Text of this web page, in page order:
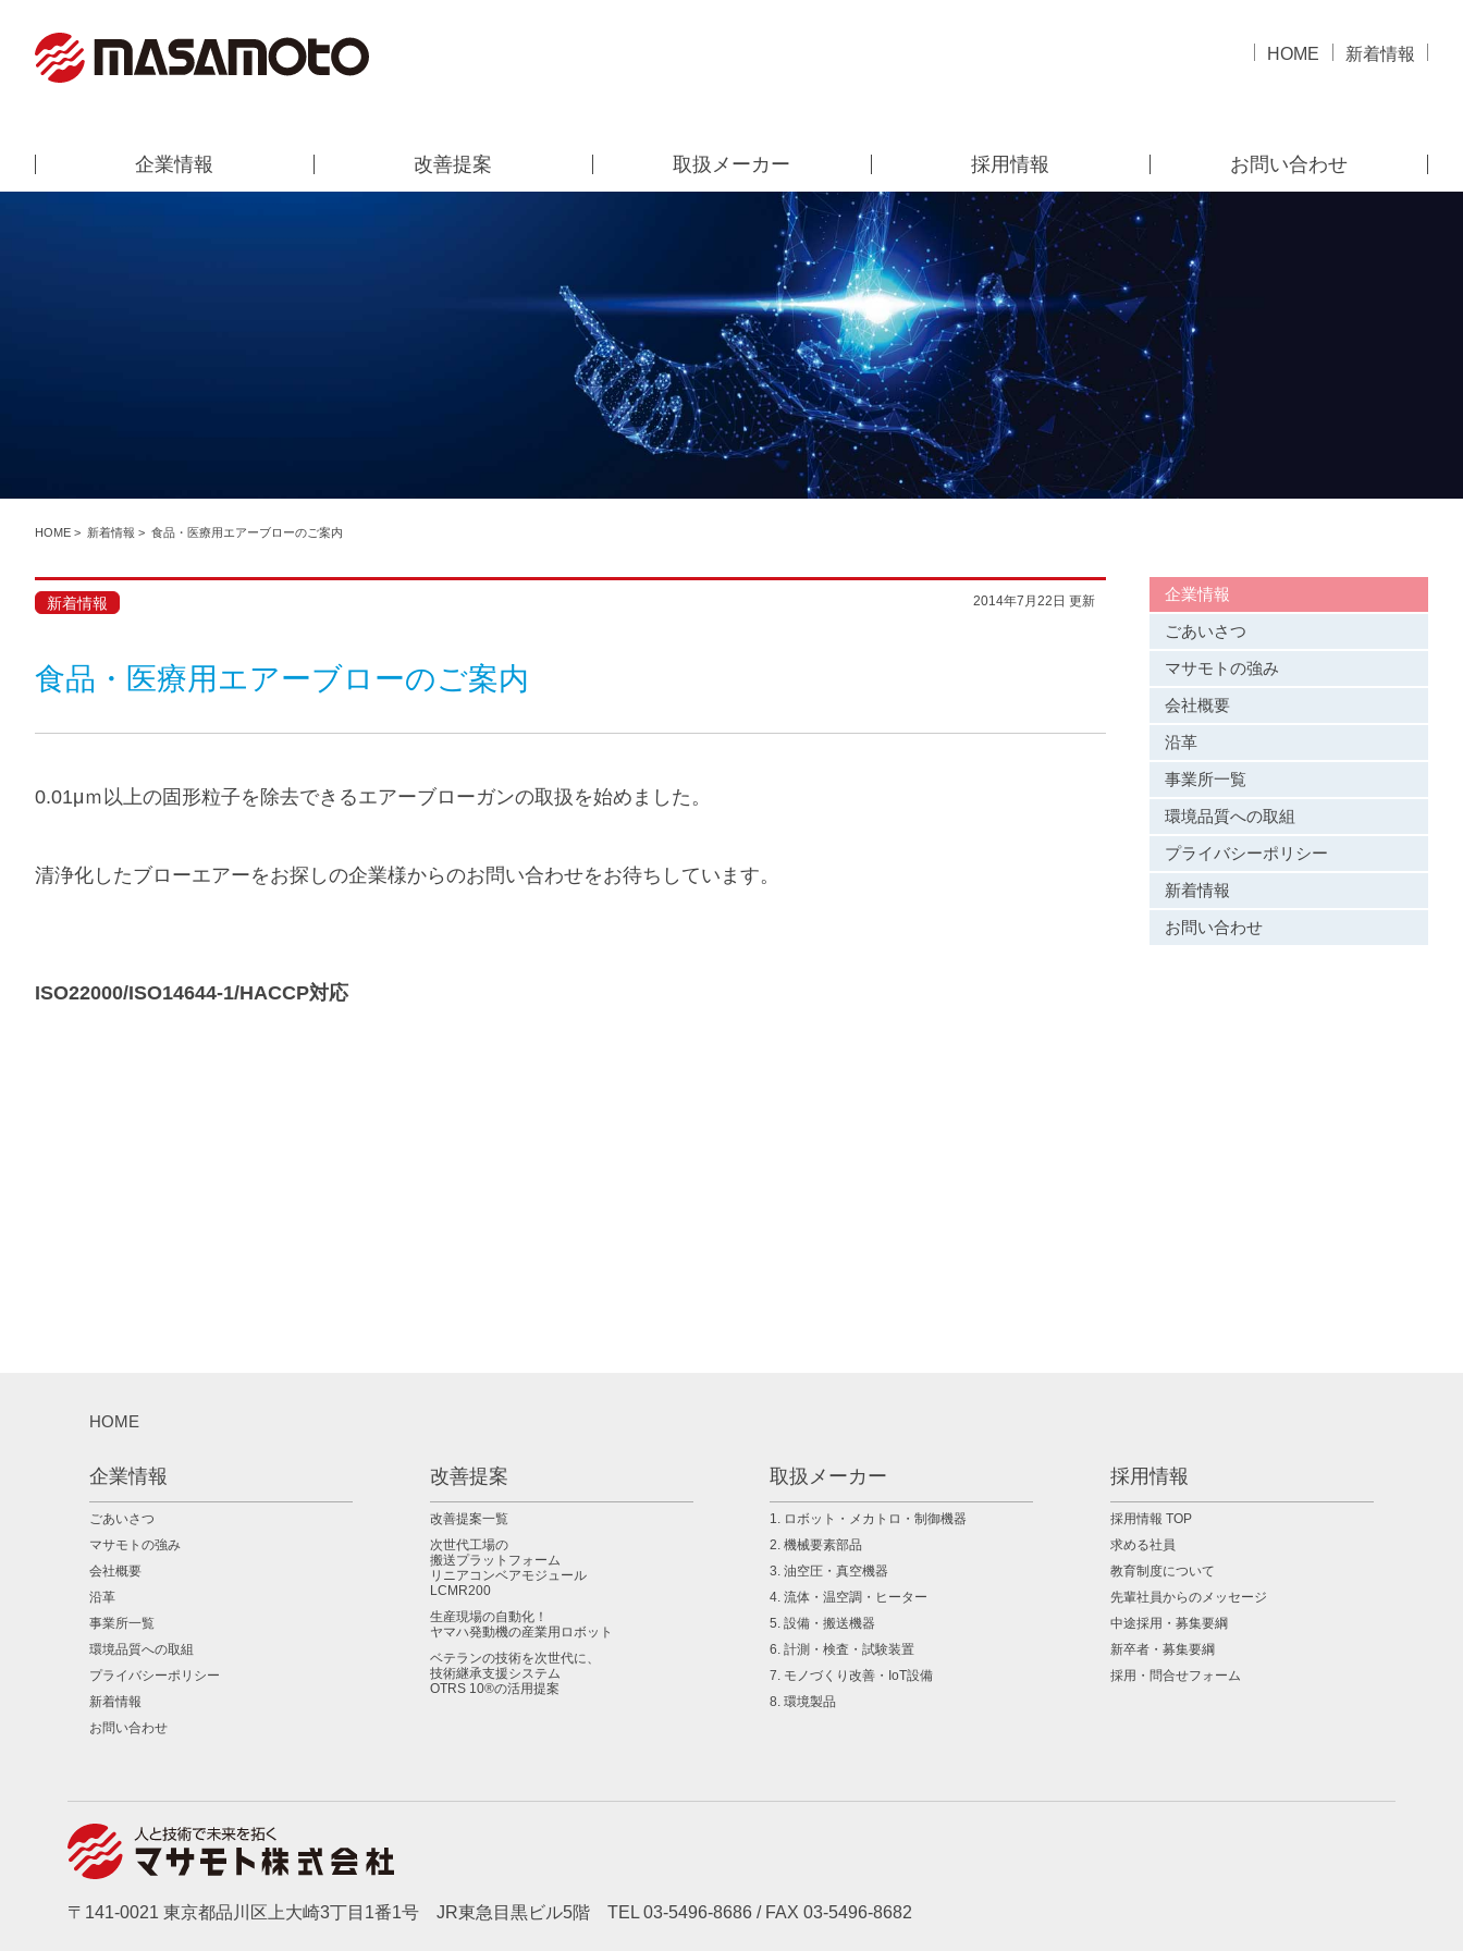
HOME 新着情報
企業情報 改善提案 取扱メーカー 採用情報 お問い合わせ
HOME > 新着情報 > 食品・医療用エアーブローのご案内
新着情報 2014年7月22日 更新
食品・医療用エアーブローのご案内
0.01μｍ以上の固形粒子を除去できるエアーブローガンの取扱を始めました。
清浄化したブローエアーをお探しの企業様からのお問い合わせをお待ちしています。
ISO22000/ISO14644-1/HACCP対応
企業情報
ごあいさつ
マサモトの強み
会社概要
沿革
事業所一覧
環境品質への取組
プライバシーポリシー
新着情報
お問い合わせ
HOME
企業情報
ごあいさつ
マサモトの強み
会社概要
沿革
事業所一覧
環境品質への取組
プライバシーポリシー
新着情報
お問い合わせ
改善提案
改善提案一覧
次世代工場の
搬送プラットフォーム
リニアコンベアモジュール
LCMR200
生産現場の自動化！
ヤマハ発動機の産業用ロボット
ベテランの技術を次世代に、
技術継承支援システム
OTRS 10®の活用提案
取扱メーカー
1. ロボット・メカトロ・制御機器
2. 機械要素部品
3. 油空圧・真空機器
4. 流体・温空調・ヒーター
5. 設備・搬送機器
6. 計測・検査・試験装置
7. モノづくり改善・IoT設備
8. 環境製品
採用情報
採用情報 TOP
求める社員
教育制度について
先輩社員からのメッセージ
中途採用・募集要綱
新卒者・募集要綱
採用・問合せフォーム
〒141-0021 東京都品川区上大崎3丁目1番1号 JR東急目黒ビル5階 TEL 03-5496-8686 / FAX 03-5496-8682